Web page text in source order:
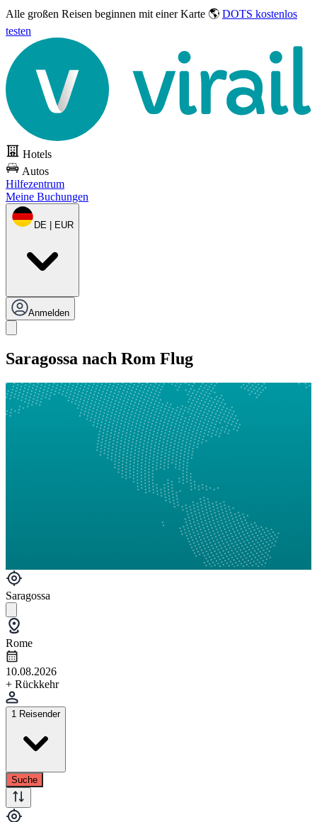
Alle großen Reisen beginnen mit einer Karte 🌎 DOTS kostenlos
testen
Hotels
Autos
Hilfezentrum
Meine Buchungen
DE | EUR
Anmelden
Saragossa nach Rom Flug
Saragossa
Rome
10.08.2026
+ Rückkehr
1 Reisender
Suche